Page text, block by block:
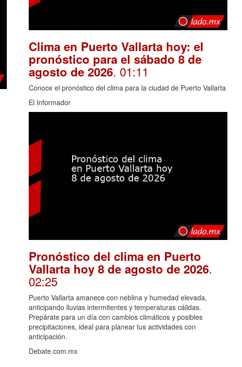
Clima en Puerto Vallarta hoy: el
pronóstico para el sábado 8 de
agosto de 2026. 01:11
Conoce el pronóstico del clima para la ciudad de Puerto Vallarta
El Informador
Pronóstico del clima en Puerto
Vallarta hoy 8 de agosto de 2026.
02:25
Puerto Vallarta amanece con neblina y humedad elevada,
anticipando lluvias intermitentes y temperaturas cálidas.
Prepárate para un día con cambios climáticos y posibles
precipitaciones, ideal para planear tus actividades con
anticipación.
Debate.com.mx